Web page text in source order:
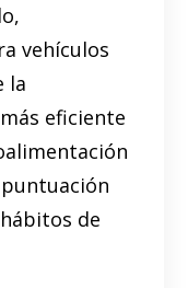
vehículos
la
eficiente
de